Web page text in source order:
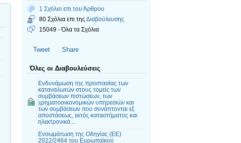
1 Σχόλιο επι του Άρθρου
80 Σχόλια επι της Διαβούλευσης
15049 - Όλα τα Σχόλια
Tweet Share
Όλες οι Διαβουλεύσεις
Ενδυνάμωση της προστασίας των
καταναλωτών στους τομείς των
συμβάσεων πιστώσεων, των
χρηματοοικονομικών υπηρεσιών και
των συμβάσεων που συνάπτονται εξ
αποστάσεως, εκτός καταστήματος και
ηλεκτρονικά...
Ενσωμάτωση της Οδηγίας (ΕΕ)
2022/2464 του Ευρωπαϊκού